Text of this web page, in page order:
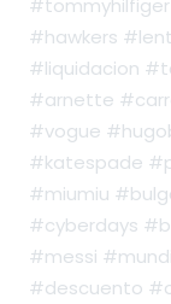
#hawkers
#liquidacion
#arnette
#vogue
#katespade
#miumiu
#cyberdays
#messi
#descuento